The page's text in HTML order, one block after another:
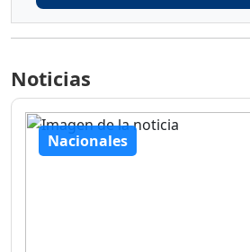
Nacionales